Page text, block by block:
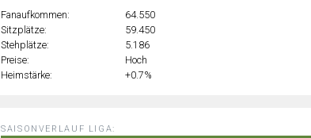
Fanaufkommen:
64.550
Sitzplätze:
59.450
Stehplätze:
5.186
Preise:
Hoch
Heimstärke:
+0.7%
SAISONVERLAUF LIGA: